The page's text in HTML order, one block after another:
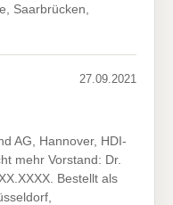
Saarbrücken,
27.09.2021
AG, Hannover, HDI-
mehr Vorstand: Dr.
Bestellt als